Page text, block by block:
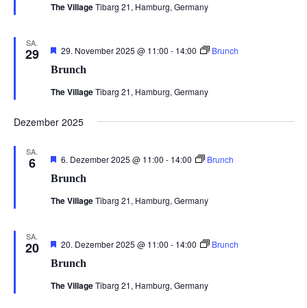
The VillageTibarg 21, Hamburg, Germany
SA.
29
Brunch
Hervorgehoben
29. November 2025 @ 11:00 - 14:00 Brunch
The VillageTibarg 21, Hamburg, Germany
Dezember 2025
SA.
6
Brunch
Hervorgehoben
6. Dezember 2025 @ 11:00 - 14:00 Brunch
The VillageTibarg 21, Hamburg, Germany
SA.
20
Brunch
Hervorgehoben
20. Dezember 2025 @ 11:00 - 14:00 Brunch
The VillageTibarg 21, Hamburg, Germany